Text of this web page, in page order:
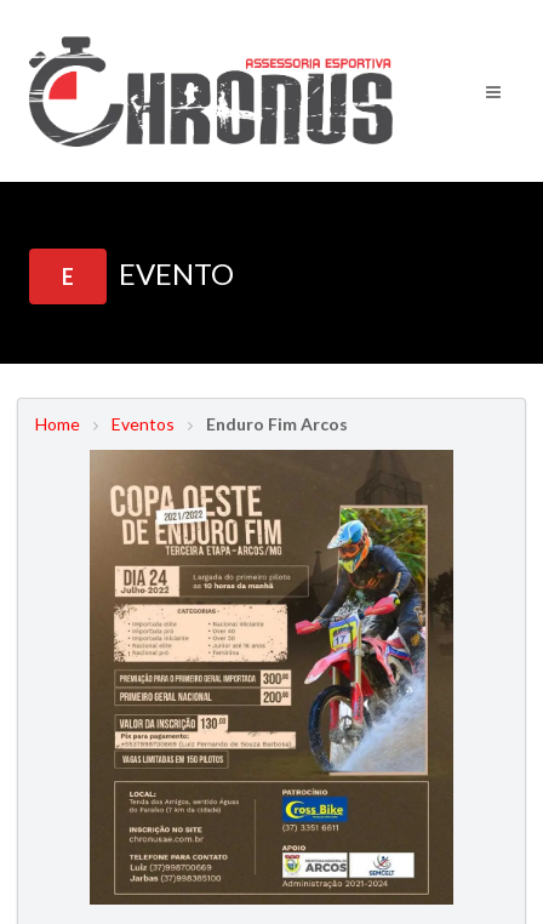
E EVENTO
Home Eventos Enduro Fim Arcos